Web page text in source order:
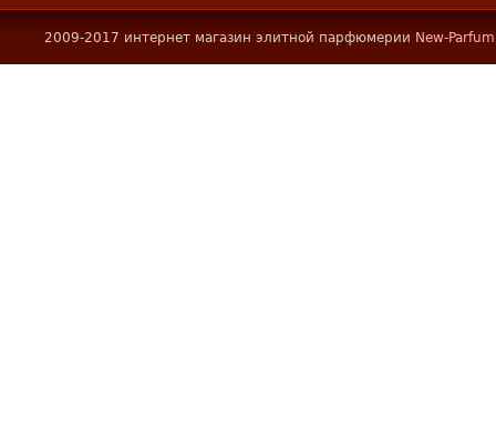
2009-2017 интернет магазин элитной парфюмерии New-